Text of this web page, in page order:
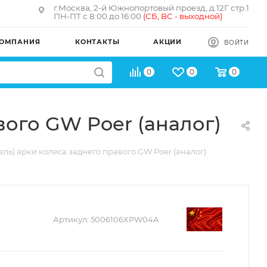
г.Москва, 2-й Южнопортовый проезд, д.12Г стр.1
ПН-ПТ с 8:00 до 16:00 (СБ, ВС - выходной)
КОНТАКТЫ АКЦИИ ВОЙТИ
0 0 0
GW Poer (аналог)
арки колеса заднего правого GW Poer (аналог)
Артикул: 5006106XPW04A